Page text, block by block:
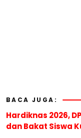
BACA JUGA:
Hardiknas 2026,
dan Bakat Siswa